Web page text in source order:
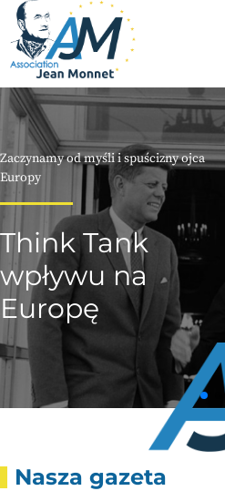
Zaczynamy od myśli i spuścizny ojca
Europy
Think Tank
wpływu na
Europę
Nasza gazeta